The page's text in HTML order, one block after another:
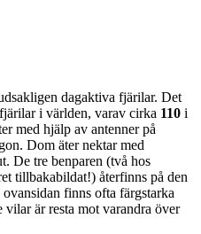
dagaktiva fjärilar. Det
i världen, varav cirka 110 i
med hjälp av antenner på
Dom äter nektar med
De tre benparen (två hos
tillbakabildat!) återfinns på den
finns ofta färgstarka
är resta mot varandra över